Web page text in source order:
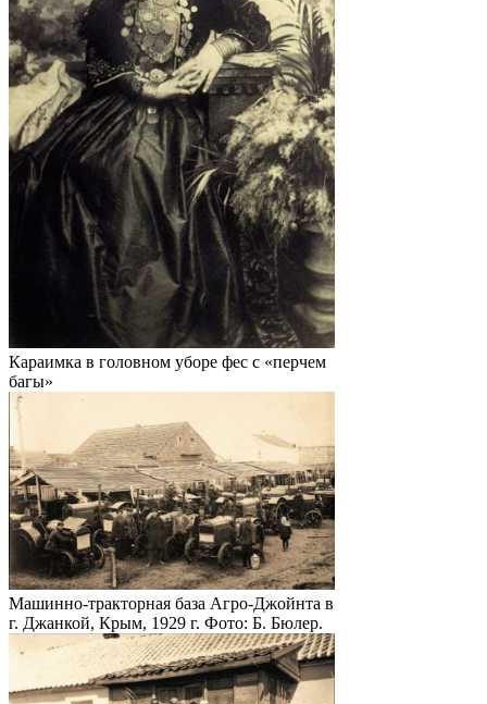
Караимка в головном уборе фес с «перчем
багы»
Машинно-тракторная база Агро-Джойнта в
г. Джанкой, Крым, 1929 г. Фото: Б. Бюлер.